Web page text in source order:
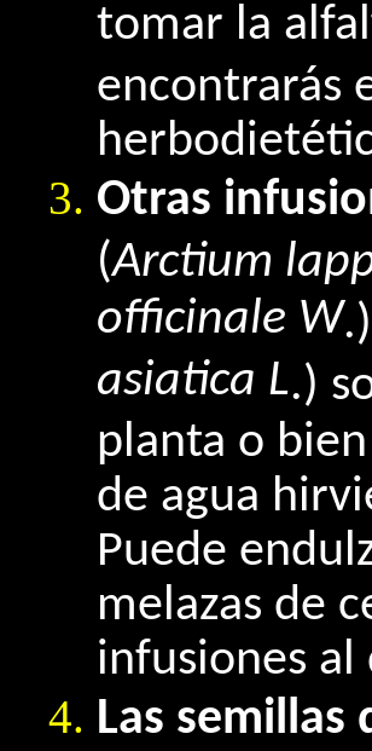
tomar la
encontrarás
Otras
(Arctium
officinale W
asiatica L.)
planta o
de agua
Puede
melazas de
infusiones al
Las